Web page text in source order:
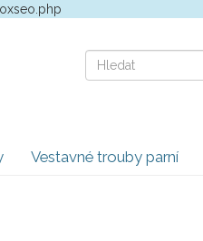
Vestavné trouby parní